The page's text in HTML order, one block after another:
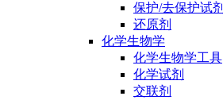
保护/去保护试剂
还原剂
化学生物学
化学生物学工具
化学试剂
交联剂